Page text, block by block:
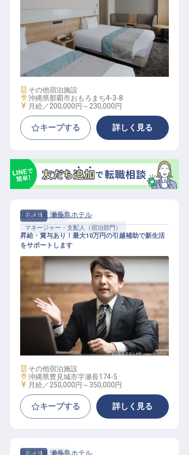
施設管理（施設営繕）【アルモント
ホテル那覇おもろまち】
施設業態
その他宿泊施設
勤務地
沖縄県那覇市おもろまち4-3-8
給与
月給／200,000円～ 230,000円
キープする 詳しく見る
正社員
宿泊
マネージャー・支配人（宿泊部門）
宿泊マネージャー
琉球温泉 瀬長島ホテル
昇給・賞与あり！最大10万円の引越補助で新生活
をサポートします
施設業態
その他宿泊施設
勤務地
沖縄県豊見城市字瀬長174-5
給与
月給／250,000円～ 350,000円
キープする 詳しく見る
琉球温泉 瀬長島ホテル